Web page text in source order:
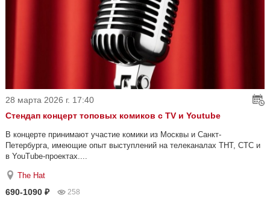
28 марта 2026 г. 17:40
Стендап концерт топовых комиков с TV и Youtube
В концерте принимают участие комики из Москвы и Санкт-
Петербурга, имеющие опыт выступлений на телеканалах ТНТ, СТС и
в YouTube-проектах....
The Hat
690-1090 ₽ 258